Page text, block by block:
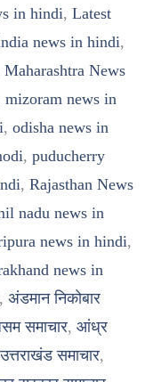
in hindi, Latest
news in hindi,
Maharashtra News
mizoram news in
, odisha news in
, puducherry
, Rajasthan News
nadu news in
news in hindi,
news in
, अंडमान निकोबार
समाचार, आंध्र
उत्तराखंड समाचार,